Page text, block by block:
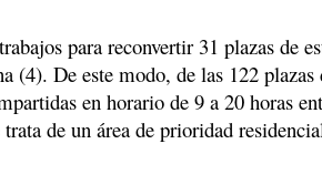
para reconvertir 31 plazas de
(4). De este modo, de las 122
en horario de 9 a 20 horas
de un área de prioridad